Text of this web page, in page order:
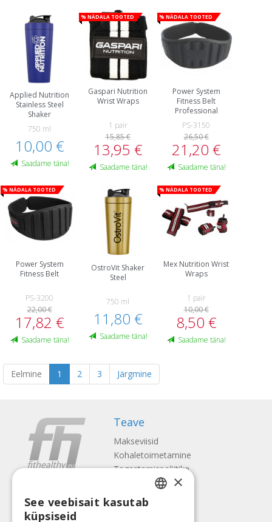
Applied Nutrition
Stainless Steel
Shaker
750 ml
10,00 €
Saadame täna!
% Nädala tooted
Gaspari Nutrition
Wrist Wraps
1 pair
15,85 €
13,95 €
Saadame täna!
% Nädala tooted
Power System
Fitness Belt
Professional
PS-3150
26,50 €
21,20 €
Saadame täna!
% Nädala tooted
Power System
Fitness Belt
PS-3200
22,00 €
17,82 €
Saadame täna!
OstroVit Shaker
Steel
750 ml
11,80 €
Saadame täna!
% Nädala tooted
Mex Nutrition Wrist
Wraps
1 pair
10,00 €
8,50 €
Saadame täna!
Eelmine 1 2 3 Järgmine
Teave
Makseviisid
Kohaletoimetamine
Tagastamispoliitika
KontaktidLATVIAN
×
See veebisait kasutab
küpsiseid